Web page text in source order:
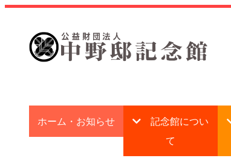
ホーム・お知らせ
記念館につい
て